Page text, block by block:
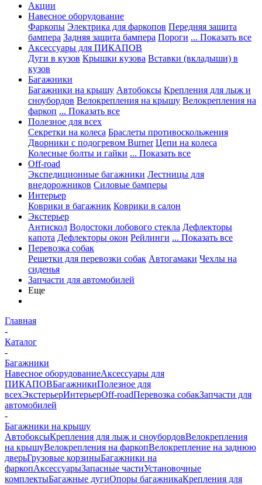
Акции
Навесное оборудование
Фаркопы Электрика для фаркопов Передняя защита
бампера Задняя защита бампера Пороги ... Показать все
Аксессуары для ПИКАПОВ
Дуги в кузов Крышки кузова Вставки (вкладыши) в
кузов
Багажники
Багажники на крышу Автобоксы Крепления для лыж и
сноубордов Велокрепления на крышу Велокрепления на
фаркоп ... Показать все
Полезное для всех
Секретки на колеса Браслеты противоскольжения
Дворники с подогревом Burner Цепи на колеса
Колесные болты и гайки ... Показать все
Off-road
Экспедиционные багажники Лестницы для
внедорожников Силовые бамперы
Интерьер
Коврики в багажник Коврики в салон
Экстерьер
Антискол Водостоки лобового стекла Дефлекторы
капота Дефлекторы окон Рейлинги ... Показать все
Перевозка собак
Решетки для перевозки собак Автогамаки Чехлы на
сиденья
Запчасти для автомобилей
Еще
Главная
-
Каталог
-
Багажники
Навесное оборудованиеАксессуары для
ПИКАПОВБагажникиПолезное для
всехЭкстерьерИнтерьерOff-roadПеревозка собакЗапчасти для
автомобилей
-
Багажники на крышу
АвтобоксыКрепления для лыж и сноубордовВелокрепления
на крышуВелокрепления на фаркопВелокрепление на заднюю
дверьГрузовые корзиныБагажники на
фаркопАксессуарыЗапасные частиУстановочные
комплектыБагажные дугиОпоры багажникаКрепления для